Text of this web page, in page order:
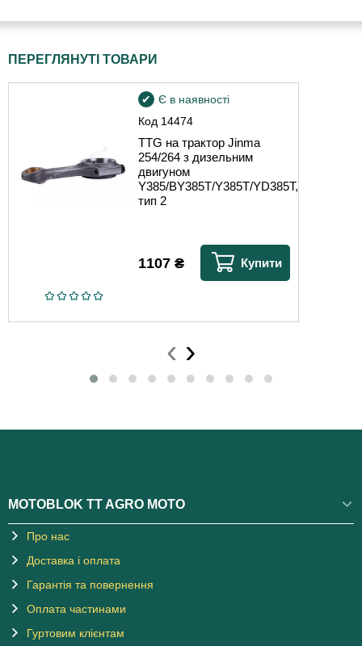
ПЕРЕГЛЯНУТІ ТОВАРИ
Код 14474
Є в наявності
TTG на трактор Jinma
254/264 з дизельним
двигуном
Y385/BY385T/Y385T/YD385T,
тип 2
1107 ₴ Купити
‹ ›
MOTOBLOK TT AGRO MOTO
Про нас
Доставка і оплата
Гарантія та повернення
Оплата частинами
Гуртовим клієнтам